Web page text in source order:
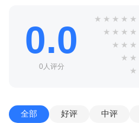
2、点三个点的按钮
0.0
0人评分
★ ★ ★ ★ ★
★ ★ ★ ★
★ ★ ★
★ ★
★
全部 好评 中评